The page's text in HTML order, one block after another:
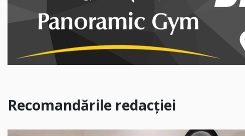
Recomandările redacției